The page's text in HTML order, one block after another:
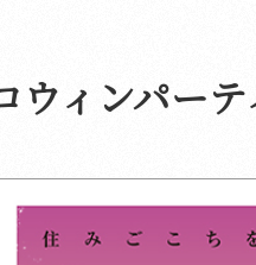
ィンパーテ